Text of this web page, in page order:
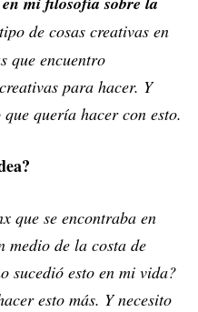
de cosas creativas en
que encuentro
para hacer. Y
quería hacer con esto.
que se encontraba en
medio de la costa de
sucedió esto en mi vida?
esto más. Y necesito